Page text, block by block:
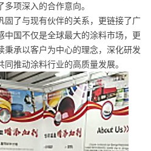
项深入的合作意向。
固了与现有伙伴的关系，更链接了广
中国不仅是全球最大的涂料市场，更
秉承以客户为中心的理念，深化研发
推动涂料行业的高质量发展。